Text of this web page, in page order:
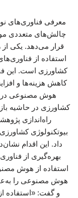
معرفی فناوری‌های
چالش‌های متعددی
قرار می‌دهد. یکی از
استفاده از
کشاورزی است. این
کاهش هزینه‌ها و
هوش مصنوعی در
کشاورزی در حاشیه
راه‌اندازی
بیوتکنولوژی
داد. این اقدام
بهره‌گیری از
استفاده از هوش
هوش مصنوعی را
و گفت: «استفاده